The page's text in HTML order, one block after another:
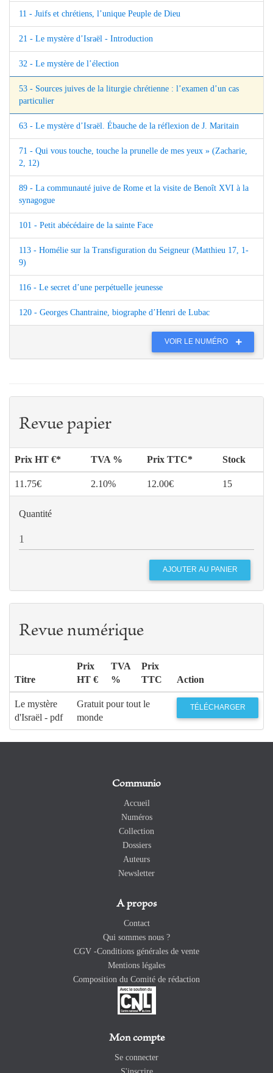
11 - Juifs et chrétiens, l’unique Peuple de Dieu
21 - Le mystère d’Israël - Introduction
32 - Le mystère de l’élection
53 - Sources juives de la liturgie chrétienne : l’examen d’un cas
particulier
63 - Le mystère d’Israël. Ébauche de la réflexion de J. Maritain
71 - Qui vous touche, touche la prunelle de mes yeux » (Zacharie,
2, 12)
89 - La communauté juive de Rome et la visite de Benoît XVI à la
synagogue
101 - Petit abécédaire de la sainte Face
113 - Homélie sur la Transfiguration du Seigneur (Matthieu 17, 1-
9)
116 - Le secret d’une perpétuelle jeunesse
120 - Georges Chantraine, biographe d’Henri de Lubac
VOIR LE NUMÉRO
Revue papier
Prix HT €* TVA % Prix TTC* Stock
11.75€ 2.10% 12.00€ 15
Quantité
Revue numérique
Titre
Prix
HT €
TVA
%
Prix
TTC
Action
Le mystère
d'Israël - pdf
Gratuit pour tout le
monde
TÉLÉCHARGER
Communio
Accueil
Numéros
Collection
Dossiers
Auteurs
Newsletter
A propos
Contact
Qui sommes nous ?
CGV -Conditions générales de vente
Mentions légales
Composition du Comité de rédaction
Mon compte
Se connecter